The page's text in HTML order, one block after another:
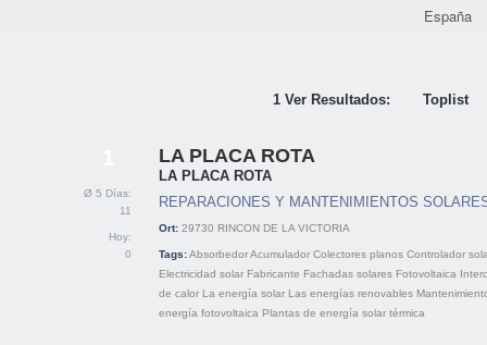
1 Ver Resultados: Toplist
Ø 5 Días:
11
Hoy:
0
LA PLACA ROTA
LA PLACA ROTA
REPARACIONES Y MANTENIMIENTOS
Ort: 29730 RINCON DE LA VICTORIA
Tags:AbsorbedorAcumulador Colectores planos Controlador
Electricidad solar Fabricante Fachadas solares Fotovoltaica
de calor La energía solar Las energías renovables
energía fotovoltaica Plantas de energía solar térmica